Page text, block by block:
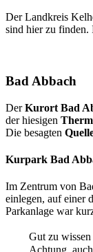
Der Landkreis
sind hier zu finden.
Bad Abbach
DerKurort Bad
der hiesigen
Die besagten
Kurpark Bad
Im Zentrum von
einlegen, auf einer
Parkanlage war
Gut zu
Achtung,